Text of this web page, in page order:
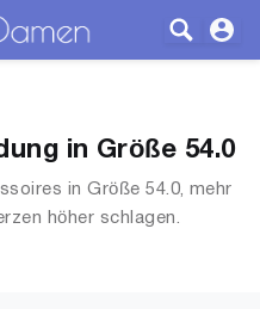
in Größe 54.0
in Größe 54.0, mehr
höher schlagen.
an Tops, T-Shirts,